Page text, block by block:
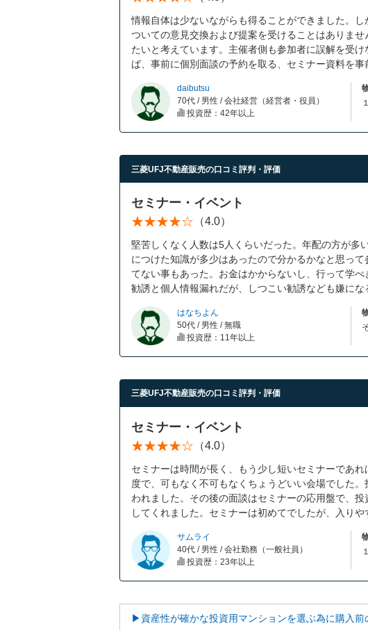
情報自体は少ないながらも得ることができました。
ついての意見交換および提案を受けることはありま
たいと考えています。主催者側も参加者に誤解を受
ば、事前に個別面談の予約を取る、セミナー資料を事
daibutsu
70代 / 男性 / 会社経営（経営者・役員）
投資歴：42年以上
三菱UFJ不動産販売の口コミ評判・評価
セミナー・イベント
（4.0）
堅苦しくなく人数は5人くらいだった。年配の方が多
につけた知識が多少はあったので分かるかなと思っ
てない事もあった。お金はかからないし、行って学
勧誘と個人情報漏れだが、しつこい勧誘なども嫌にな
はなちよん
50代 / 男性 / 無職
投資歴：11年以上
三菱UFJ不動産販売の口コミ評判・評価
セミナー・イベント
（4.0）
セミナーは時間が長く、もう少し短いセミナーであ
度で、可もなく不可もなくちょうどいい会場でした
われました。その後の面談はセミナーの応用盤で、
してくれました。セミナーは初めてでしたが、入りや
サムライ
40代 / 男性 / 会社勤務（一般社員）
投資歴：23年以上
▶資産性が確かな投資用マンションを選ぶ為に購入前